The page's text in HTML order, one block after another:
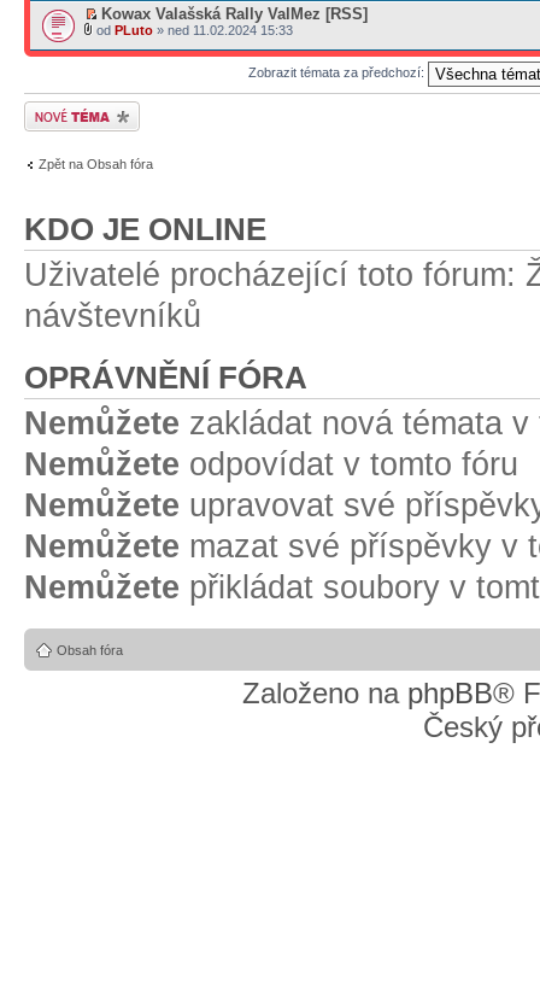
Kowax Valašská Rally ValMez [RSS]
od PLuto » ned 11.02.2024 15:33
Zobrazit témata za předchozí:
Odeslat nové téma
Zpět na Obsah fóra
KDO JE ONLINE
Uživatelé procházející toto fórum:
návštevníků
OPRÁVNĚNÍ FÓRA
Nemůžete zakládat nová témata v
Nemůžete odpovídat v tomto fóru
Nemůžete upravovat své
Nemůžete mazat své příspěvky v
Nemůžete přikládat soubory v
Obsah fóra
Založeno na phpBB®
Český